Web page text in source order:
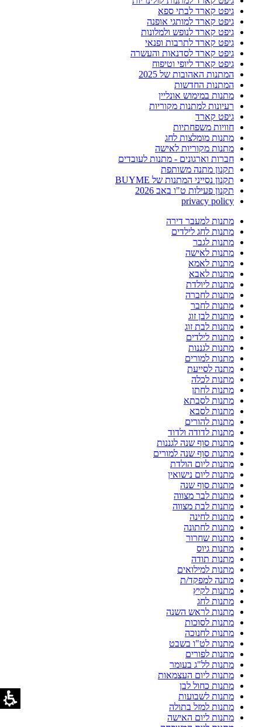
גיפט קארד לבתי ספא
גיפט קארד למותגי אופנה
גיפט קארד לנופש ולמלונות
גיפט קארד לתרבות ופנאי
גיפט קארד לסדנאות והעשרה
גיפט קארד ליופי וטיפוח
המתנות האהובות של 2025
המתנות החדשות
מתנות במימוש אונליין
רעיונות למתנות מקוריות
גיפט קארד
חוויות משפחתיות
מתנות מומלצות לחג
מתנות מקוריות לאישה
חברות וארגונים - מתנות לעובדים
תקנון מתנה משותפת
תקנון נסייני המתנות של BUYME
תקנון פעילות ט"ו באב 2026
privacy policy
מתנות למעבר דירה
מתנות לחג לילדים
מתנות לגבר
מתנות לאישה
מתנות לאמא
מתנות לאבא
מתנות ליולדת
מתנות לחברה
מתנות לחבר
מתנות לבן זוג
מתנות לבת זוג
מתנות לילדים
מתנות לגננות
מתנות למורים
מתנה לסייעת
מתנות לכלה
מתנות לחתן
מתנות לסבתא
מתנות לסבא
מתנות להורים
מתנות לדודה ולדוד
מתנות סוף שנה לגננות
מתנות סוף שנה למורים
מתנות ליום הולדת
מתנות ליום נישואין
מתנות סוף שנה
מתנות לבר מצווה
מתנות לבת מצווה
מתנות לחינה
מתנות לחתונה
מתנות שחרור
מתנות גיוס
מתנות תודה
מתנות למילואים
מתנה למפקד/ת
מתנות לקיץ
מתנות לחג
מתנות לראש השנה
מתנות לסוכות
מתנות לחנוכה
מתנות לט"ו בשבט
מתנות לפורים
מתנות לל"ג בעומר
מתנות ליום העצמאות
מתנות כחול לבן
מתנות לשבועות
מתנות למזל בתולה
מתנות ליום האישה